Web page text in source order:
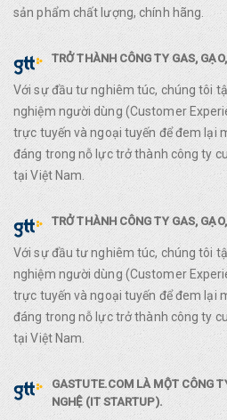
sản phẩm chất lượng, chính hãng.
TRỞ THÀNH CÔNG TY GAS,
Với sự đầu tư nghiêm túc, chúng tôi
nghiệm người dùng (Customer
trực tuyến và ngoại tuyến để đem lại
đáng trong nỗ lực trở thành công ty
tại Việt Nam.
TRỞ THÀNH CÔNG TY GAS,
Với sự đầu tư nghiêm túc, chúng tôi
nghiệm người dùng (Customer
trực tuyến và ngoại tuyến để đem lại
đáng trong nỗ lực trở thành công ty
tại Việt Nam.
GASTUTE.COM LÀ MỘT CÔNG
NGHỆ (IT STARTUP).